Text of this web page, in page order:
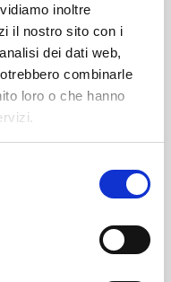
inoltre
il nostro sito con i
dei dati web,
combinarle
loro o che hanno
Obituaries